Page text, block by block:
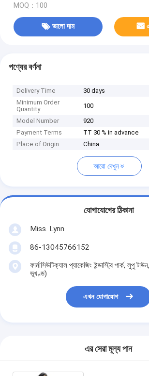
MOQ：100
ভালো দাম
পণ্যের বর্ণনা
Delivery Time
30 days
Minimum Order
Quantity
100
Model Number
920
Payment Terms
TT 30 % in advance
Place of Origin
China
আরো দেখুন
যোগাযোগের ঠিকানা
Miss. Lynn
86-13045766152
ফার্মাসিউটিক্যাল প্যাকেজিং ইন্ডাস্ট্রি পার্ক, লুপু
ভূখণ্ড)
এখন যোগাযোগ
এর সেরা মূল্য পান